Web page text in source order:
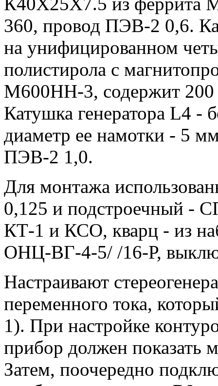
360, провод ПЭВ-2 0,6.
на унифицированном
полистирола с
М600НН-3, содержит 200
Катушка генератора L4 -
диаметр ее намотки - 5
ПЭВ-2 1,0.
Для монтажа
0,125 и подстроечный -
КТ-1 и КСО, кварц - из
ОНЦ-ВГ-4-5/ /16-Р,
Настраивают
переменного тока,
1). При настройке
прибор должен показать
Затем, поочередно